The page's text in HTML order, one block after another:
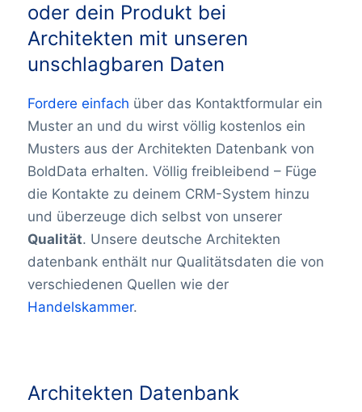
oder dein Produkt bei
Architekten mit unseren
unschlagbaren Daten
Fordere einfach über das Kontaktformular ein
Muster an und du wirst völlig kostenlos ein
Musters aus der Architekten Datenbank von
BoldData erhalten. Völlig freibleibend – Füge
die Kontakte zu deinem CRM-System hinzu
und überzeuge dich selbst von unserer
Qualität. Unsere deutsche Architekten
datenbank enthält nur Qualitätsdaten die von
verschiedenen Quellen wie der
Handelskammer.
Architekten Datenbank